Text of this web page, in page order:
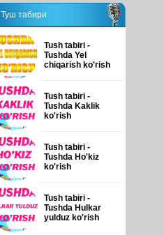
Туш табири
Tush tabiri -
Tushda Yel
chiqarish ko'rish
Tush tabiri -
Tushda Kaklik
ko'rish
Tush tabiri -
Tushda Ho'kiz
ko'rish
Tush tabiri -
Tushda Hulkar
yulduz ko'rish